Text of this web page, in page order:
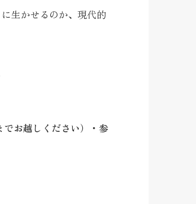
生かせるのか、現代的
お越しください）・参